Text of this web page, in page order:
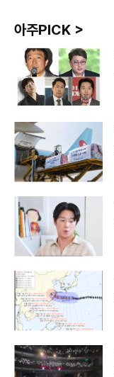
아주PICK >